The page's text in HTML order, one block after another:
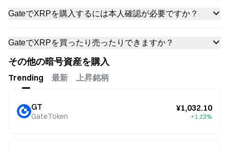
GateでXRPを購入するには本人確認が必要ですか？
GateでXRPを買ったり売ったりできますか？
その他の暗号資産を購入
Trending 最新 上昇銘柄
GT
GateToken
¥1,032.10
+1.23%